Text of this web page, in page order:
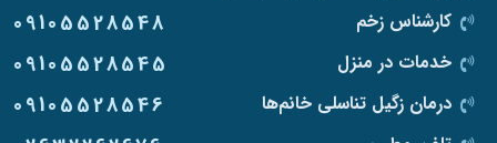
کارشناس زخم 09105528548
خدمات در منزل 09105528545
درمان زگیل تناسلی خانم‌ها 09105528546